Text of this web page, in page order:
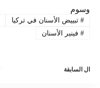
وسوم
#تبييض الأسنان في تركيا
#فينير الأسنان
ال السابقة